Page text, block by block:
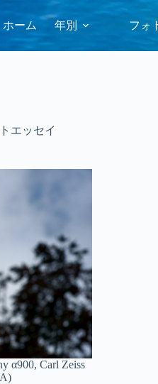
ホーム 年別 フォ
エッセイ
α900, Carl Zeiss